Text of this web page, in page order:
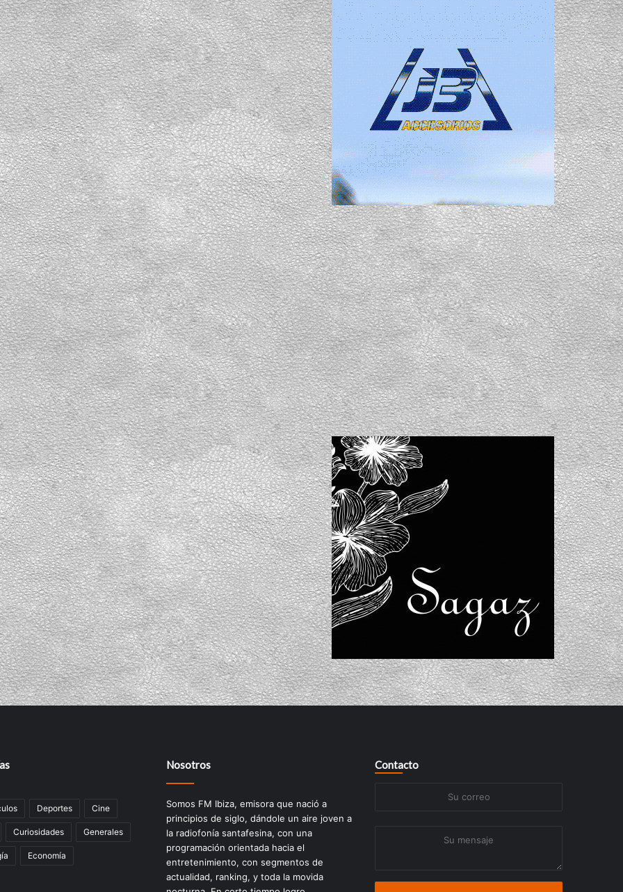
Deportes Cine
Curiosidades Generales
Economía
Nosotros
Somos FM Ibiza, emisora que nació a
principios de siglo, dándole un aire joven a
la radiofonía santafesina, con una
programación orientada hacia el
entretenimiento, con segmentos de
actualidad, ranking, y toda la movida
Contacto